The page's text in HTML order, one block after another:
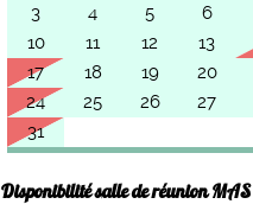
3
4 5 6
10
11 12 13
17
18 19 20
24
25 26 27
31
Disponibilité salle de réunion MAS